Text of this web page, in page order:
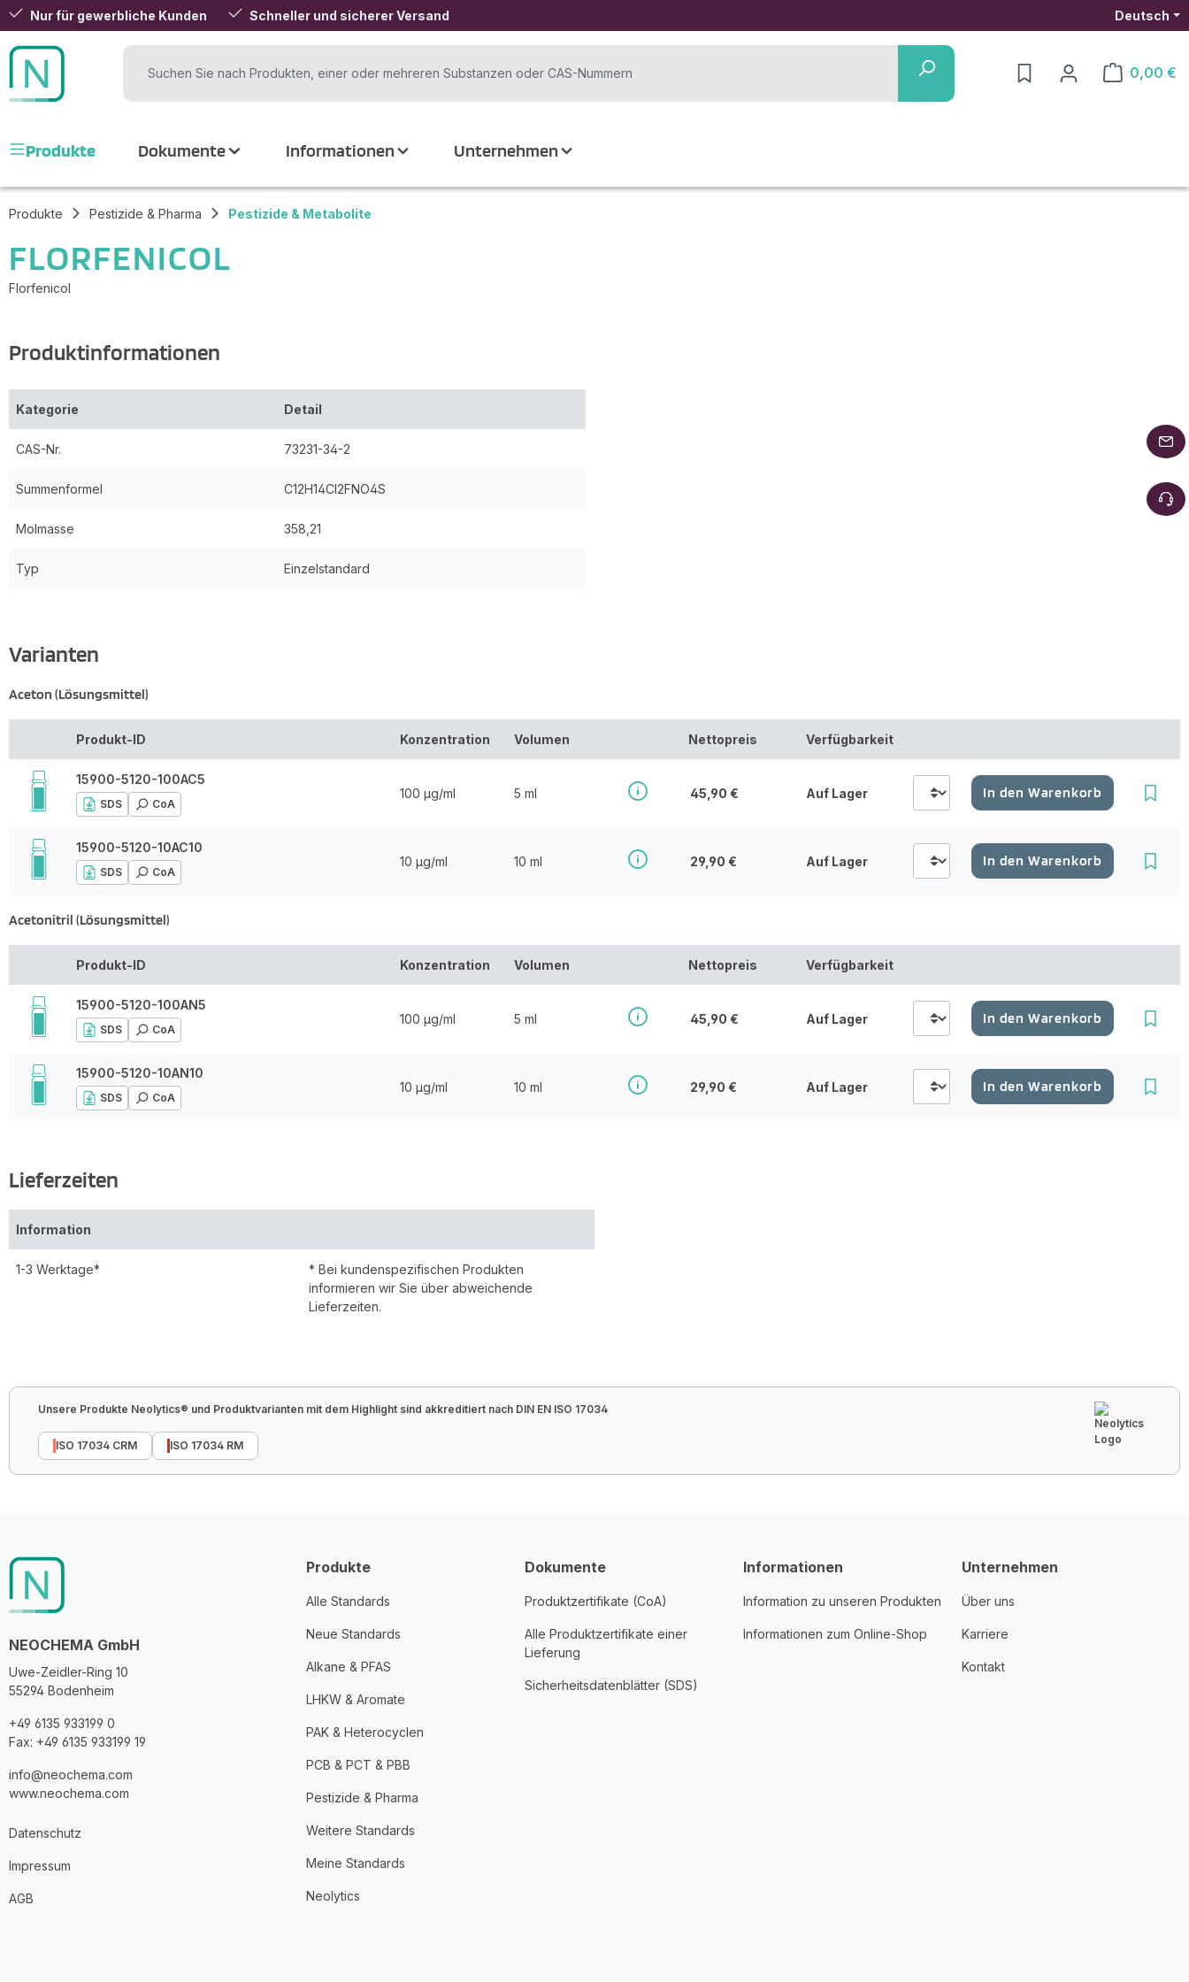
Hauptinhalt springen
Zur Suche springen
Zur Hauptnavigation springen
Nur für gewerbliche Kunden Schneller und sicherer Versand Deutsch
0,00 €
Warenkorb
Produkte Dokumente Informationen Unternehmen
Produkte Pestizide & Pharma Pestizide & Metabolite
FLORFENICOL
Florfenicol
Produktinformationen
Kategorie Detail
CAS-Nr. 73231-34-2
Summenformel C12H14Cl2FNO4S
Molmasse 358,21
Typ Einzelstandard
Varianten
Aceton (Lösungsmittel)
Produkt-ID Konzentration Volumen Nettopreis Verfügbarkeit
15900-5120-100AC5
SDS CoA
100 µg/ml 5 ml 45,90 € Auf Lager In den Warenkorb
15900-5120-10AC10
SDS CoA
10 µg/ml 10 ml 29,90 € Auf Lager In den Warenkorb
Acetonitril (Lösungsmittel)
Produkt-ID Konzentration Volumen Nettopreis Verfügbarkeit
15900-5120-100AN5
SDS CoA
100 µg/ml 5 ml 45,90 € Auf Lager In den Warenkorb
15900-5120-10AN10
SDS CoA
10 µg/ml 10 ml 29,90 € Auf Lager In den Warenkorb
Lieferzeiten
Information
1-3 Werktage*
* Bei kundenspezifischen Produkten
informieren wir Sie über abweichende
Lieferzeiten.
Unsere Produkte Neolytics® und Produktvarianten mit dem Highlight sind akkreditiert nach DIN EN ISO 17034
ISO 17034 CRM ISO 17034 RM
NEOCHEMA GmbH
Uwe-Zeidler-Ring 10
55294 Bodenheim
+49 6135 933199 0
Fax: +49 6135 933199 19
info@neochema.com
www.neochema.com
Datenschutz
Impressum
AGB
Produkte
Alle Standards
Neue Standards
Alkane & PFAS
LHKW & Aromate
PAK & Heterocyclen
PCB & PCT & PBB
Pestizide & Pharma
Weitere Standards
Meine Standards
Neolytics
Dokumente
Produktzertifikate (CoA)
Alle Produktzertifikate einer
Lieferung
Sicherheitsdatenblätter (SDS)
Informationen
Information zu unseren Produkten
Informationen zum Online-Shop
Unternehmen
Über uns
Karriere
Kontakt